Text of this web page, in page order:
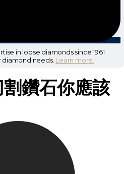
in loose diamonds since 1961.
diamond needs. Learn more.
鑽石你應該